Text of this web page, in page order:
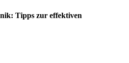
Tipps zur effektiven